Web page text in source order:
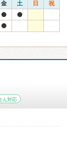
金 土 日 祝
ん対応